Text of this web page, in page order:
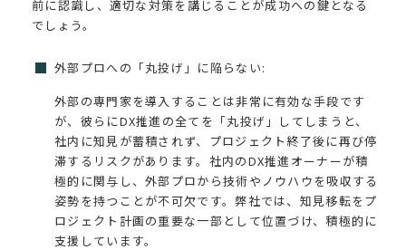
前に認識し、適切な対策を講じることが成功への鍵となる
でしょう。
外部プロへの「丸投げ」に陥らない:
外部の専門家を導入することは非常に有効な手段です
が、彼らにDX推進の全てを「丸投げ」してしまうと、
社内に知見が蓄積されず、プロジェクト終了後に再び停
滞するリスクがあります。社内のDX推進オーナーが積
極的に関与し、外部プロから技術やノウハウを吸収する
姿勢を持つことが不可欠です。弊社では、知見移転をプ
ロジェクト計画の重要な一部として位置づけ、積極的に
支援しています。